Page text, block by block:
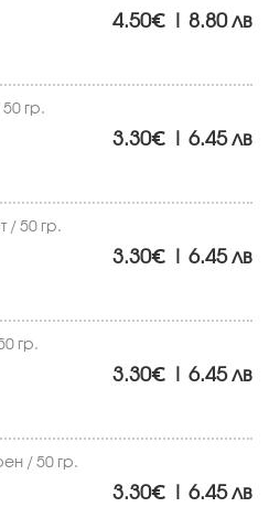
4.50€ | 8.80 лв
гр.
3.30€ | 6.45 лв
/ 50 гр.
3.30€ | 6.45 лв
гр.
3.30€ | 6.45 лв
/ 50 гр.
3.30€ | 6.45 лв